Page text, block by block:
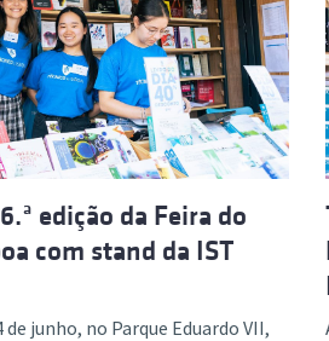
edição da Feira do
com stand da IST
de junho, no Parque Eduardo VII,